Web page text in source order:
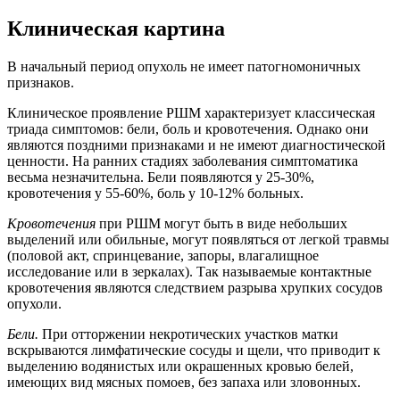
Клиническая картина
В начальный период опухоль не имеет патогномоничных
признаков.
Клиническое проявление РШМ характеризует классическая
триада симптомов: бели, боль и кровотечения. Однако они
являются поздними признаками и не имеют диагностической
ценности. На ранних стадиях заболевания симптоматика
весьма незначительна. Бели появляются у 25-30%,
кровотечения у 55-60%, боль у 10-12% больных.
Кровотечения при РШМ могут быть в виде небольших
выделений или обильные, могут появляться от легкой травмы
(половой акт, спринцевание, запоры, влагалищное
исследование или в зеркалах). Так называемые контактные
кровотечения являются следствием разрыва хрупких сосудов
опухоли.
Бели. При отторжении некротических участков матки
вскрываются лимфатические сосуды и щели, что приводит к
выделению водянистых или окрашенных кровью белей,
имеющих вид мясных помоев, без запаха или зловонных.